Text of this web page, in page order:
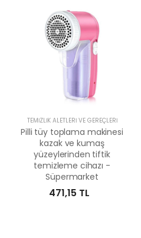
TEMIZLIK ALETLERI VE GEREÇLERI
Pilli tüy toplama makinesi
kazak ve kumaş
yüzeylerinden tiftik
temizleme cihazı -
Süpermarket
471,15 TL